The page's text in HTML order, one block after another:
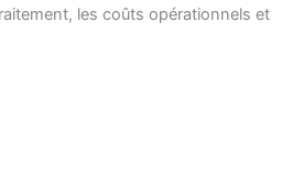
les coûts opérationnels et